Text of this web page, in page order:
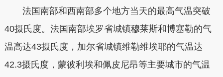
法国南部和西南部多个地方当天的最高气温突破
40摄氏度。法国南部埃罗省城镇穆莱斯和博塞勒的气
温高达43摄氏度，加尔省城镇维勒维埃耶的气温达
42.3摄氏度，蒙彼利埃和佩皮尼昂等主要城市的气温